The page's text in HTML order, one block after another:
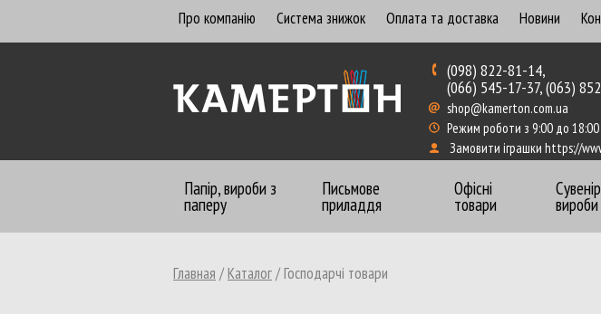
Про компанію Система знижок Оплата та доставка Новини
(098) 822-81-14,
(066) 545-17-37,
shop@kamerton.com.ua
Режим роботи з 9:00 до 18:00
Замовити іграшки https://
Папір, вироби з
паперу
Письмове
приладдя
Офісні
товари вироби
Бумага офисная
Главная /Каталог/Господарчі товари